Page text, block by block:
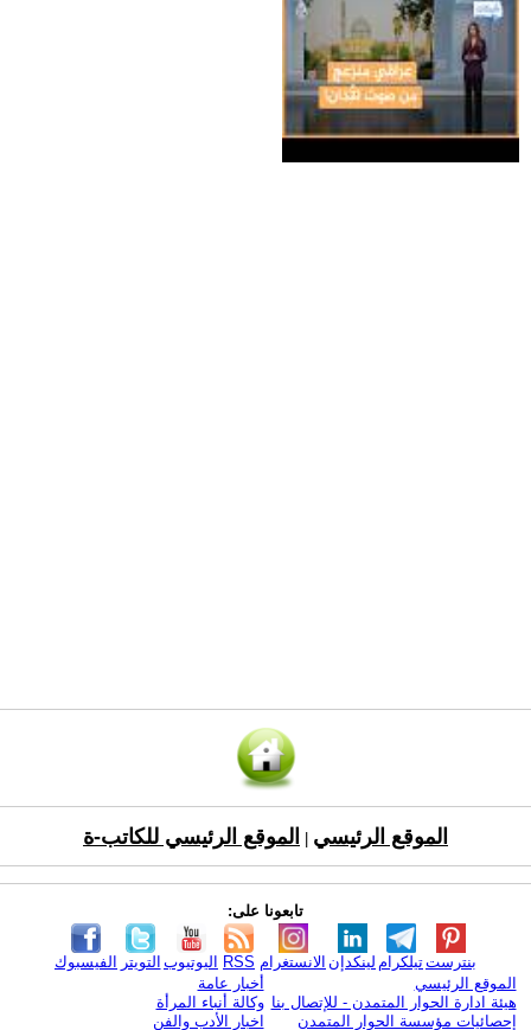
الموقع الرئيسي الموقع الرئيسي للكاتب-ة
تابعونا على:
الفيسبوك التويتر اليوتيوب RSS الانستغرام لينكدإن تيلكرامبنترست
الموقع الرئيسي
هيئة ادارة الحوار المتمدن - للإتصال بنا
إحصائيات مؤسسة الحوار المتمدن
أخبار عامة
وكالة أنباء المرأة
اخبار الأدب والفن